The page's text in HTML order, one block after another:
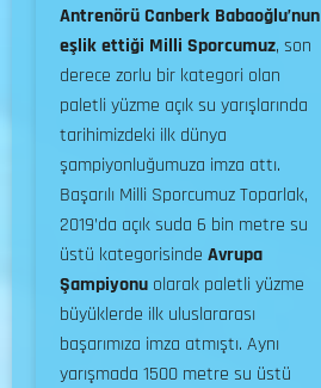
Antrenörü Canberk Babaoğlu’nun
eşlik ettiği Milli Sporcumuz, son
derece zorlu bir kategori olan
paletli yüzme açık su yarışlarında
tarihimizdeki ilk dünya
şampiyonluğumuza imza attı.
Başarılı Milli Sporcumuz Toparlak,
2019’da açık suda 6 bin metre su
üstü kategorisinde Avrupa
Şampiyonu olarak paletli yüzme
büyüklerde ilk uluslararası
başarımıza imza atmıştı. Aynı
yarışmada 1500 metre su üstü